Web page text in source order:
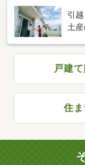
引
土
戸建
住